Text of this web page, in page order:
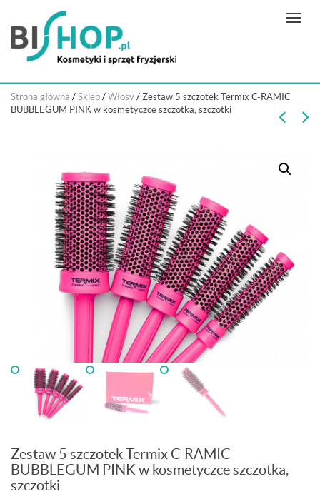
N
g
Strona główna / Sklep / Włosy / Zestaw 5 szczotek Termix C-RAMIC
BUBBLEGUM PINK w kosmetyczce szczotka, szczotki
Zestaw 5 szczotek Termix C-RAMIC
BUBBLEGUM PINK w kosmetyczce szczotka,
szczotki